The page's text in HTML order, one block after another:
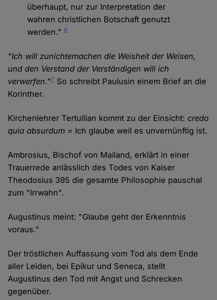
überhaupt, nur zur Interpretation der
wahren christlichen Botschaft genutzt
werden."6
"Ich will zunichtemachen die Weisheit der Weisen,
und den Verstand der Verständigen will ich
verwerfen."7 So schreibt Paulusin einem Brief an die
Korinther.
Kirchenlehrer Tertullian kommt zu der Einsicht:credo
quia absurdum = Ich glaube weil es unvernünftig ist.
Ambrosius, Bischof von Mailand, erklärt in einer
Trauerrede anlässlich des Todes von Kaiser
Theodosius 395 die gesamte Philosophie pauschal
zum "Irrwahn".
Augustinus meint: "Glaube geht der Erkenntnis
voraus."
Der tröstlichen Auffassung vom Tod als dem Ende
aller Leiden, bei Epikur und Seneca, stellt
Augustinus den Tod mit Angst und Schrecken
gegenüber.